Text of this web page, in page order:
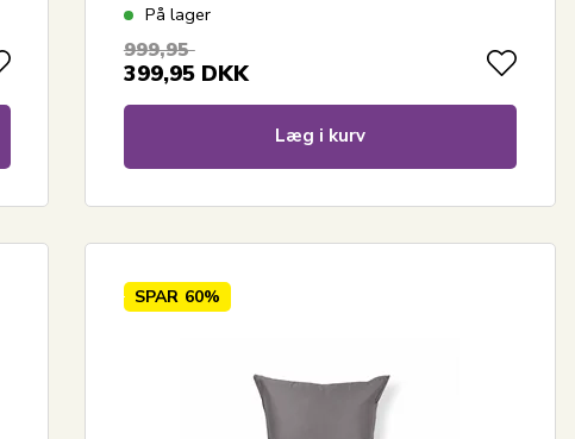
På lager
999,95
399,95 DKK
Læg i kurv
SPAR 60%